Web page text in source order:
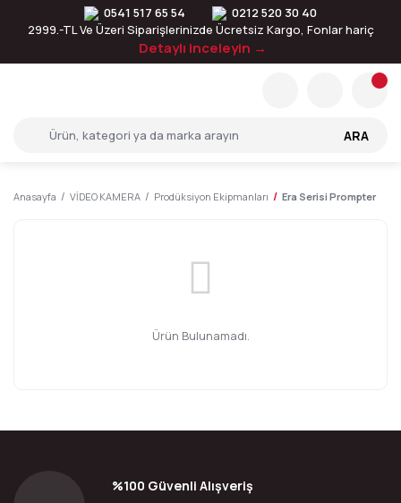
0541 517 65 54
0212 520 30 40
2999.-TL Ve Üzeri Siparişlerinizde Ücretsiz Kargo, Fonlar hariç
Detaylı inceleyin →
ARA
Anasayfa VİDEO KAMERA Prodüksiyon Ekipmanları Era Serisi Prompter
Ürün Bulunamadı.
%100 Güvenli Alışveriş